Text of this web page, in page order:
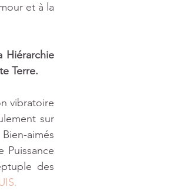
et à la
Hiérarchie
Terre.
vibratoire
sur
aimés
des